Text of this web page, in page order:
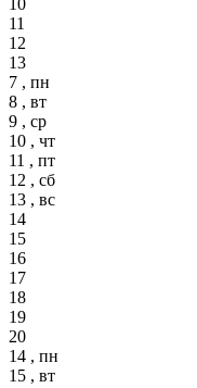
11
12
13
7 , пн
8 , вт
9 , ср
10 , чт
11 , пт
12 , сб
13 , вс
14
15
16
17
18
19
20
14 , пн
15 , вт